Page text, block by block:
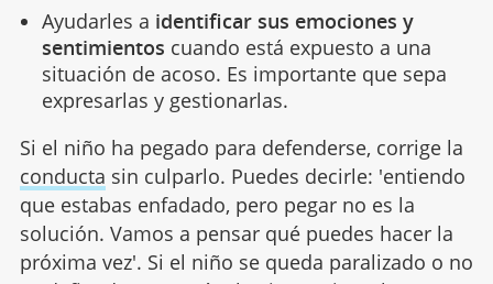
Ayudarles a identificar sus emociones y
sentimientos cuando está expuesto a una
situación de acoso. Es importante que sepa
expresarlas y gestionarlas.
Si el niño ha pegado para defenderse, corrige la
conducta sin culparlo. Puedes decirle: 'entiendo
que estabas enfadado, pero pegar no es la
solución. Vamos a pensar qué puedes hacer la
próxima vez'. Si el niño se queda paralizado o no